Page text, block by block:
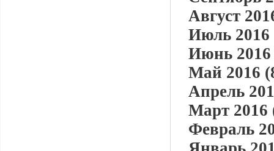
Август
Июль 2016
Июнь 2016
Май 2016
Апрель
Март 2016
Февраль